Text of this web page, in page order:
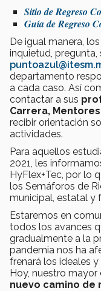
Sitio de Regreso
Guía de Regreso
De igual manera,
inquietud,
departamento
a cada caso. Así
contactar a sus
Carrera,
recibir orientación
actividades.
Para aquellos
2021, les
HyFlex+Tec, por lo
los Semáforos de
municipal, estatal y
Estaremos en
todos los avances
gradualmente a la
pandemia nos ha
frenará los ideales
Hoy, nuestro mayor
nuevo camino de